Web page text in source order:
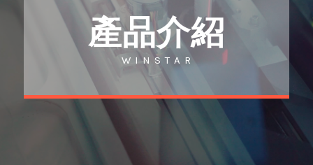
產品介紹
W I N S T A R